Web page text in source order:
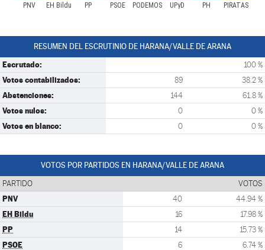
PNV EH Bildu PP PSOE PODEMOS UPyD PH PIRATAS
RESUMEN DEL ESCRUTINIO DE HARANA/VALLE DE ARANA
Escrutado: 100 %
Votos contabilizados: 89 38.2 %
Abstenciones: 144 61.8 %
Votos nulos: 0 0 %
Votos en blanco: 0 0 %
VOTOS POR PARTIDOS EN HARANA/VALLE DE ARANA
PARTIDO VOTOS
PNV 40 44.94 %
EH Bildu 16 17.98 %
PP 14 15.73 %
PSOE 6 6.74 %